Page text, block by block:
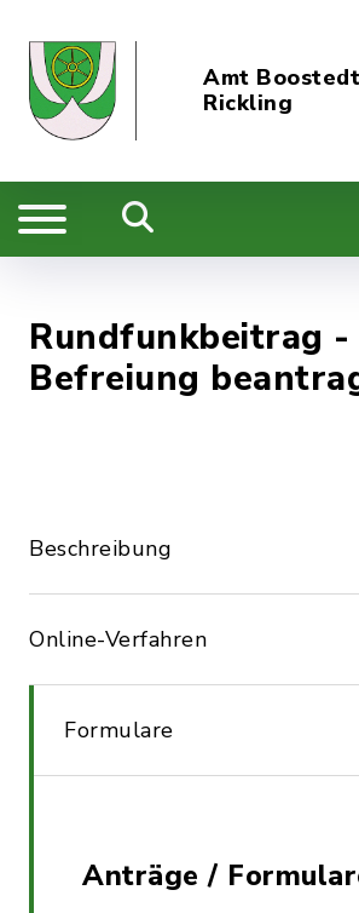
Amt
Rickling
Rundfunkbeitrag -
Befreiung
Beschreibung
Online-Verfahren
Formulare
Anträge /